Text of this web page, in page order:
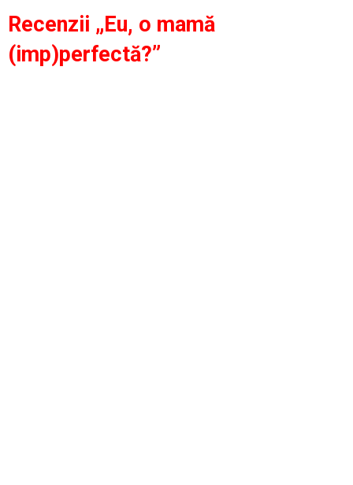
Recenzii „Eu, o mamă
(imp)perfectă?”